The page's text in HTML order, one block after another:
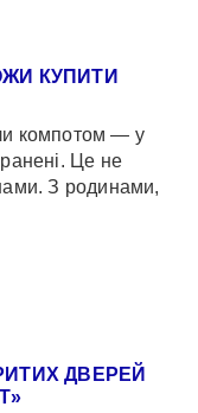
КУПИТИ
компотом — у
Це не
З родинами,
ДВЕРЕЙ